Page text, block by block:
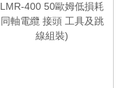
LMR-400 50歐姆低損耗
同軸電纜 接頭 工具及跳
線組裝)